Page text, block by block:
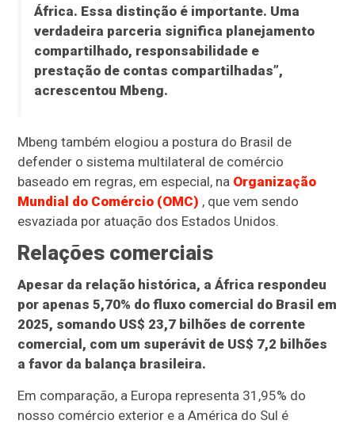
África. Essa distinção é importante. Uma
verdadeira parceria significa planejamento
compartilhado, responsabilidade e
prestação de contas compartilhadas”,
acrescentou Mbeng.
Mbeng também elogiou a postura do Brasil de
defender o sistema multilateral de comércio
baseado em regras, em especial, na Organização
Mundial do Comércio (OMC) , que vem sendo
esvaziada por atuação dos Estados Unidos.
Relações comerciais
Apesar da relação histórica, a África respondeu
por apenas 5,70% do fluxo comercial do Brasil em
2025, somando US$ 23,7 bilhões de corrente
comercial, com um superávit de US$ 7,2 bilhões
a favor da balança brasileira.
Em comparação, a Europa representa 31,95% do
nosso comércio exterior e a América do Sul é